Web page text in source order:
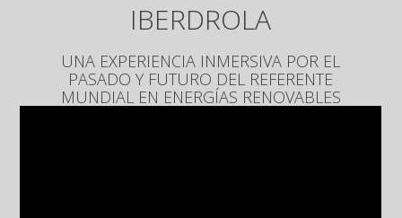
IBERDROLA
UNA EXPERIENCIA INMERSIVA POR EL
PASADO Y FUTURO DEL REFERENTE
MUNDIAL EN ENERGÍAS RENOVABLES